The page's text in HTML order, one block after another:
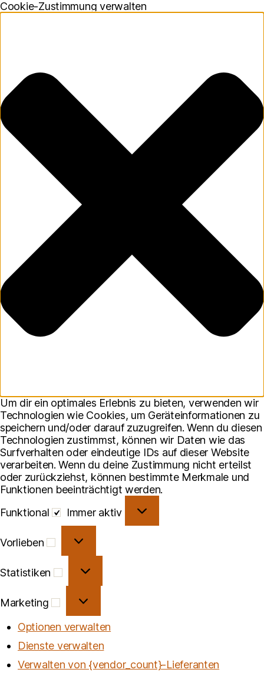
Cookie-Zustimmung verwalten
Um dir ein optimales Erlebnis zu bieten, verwenden wir
Technologien wie Cookies, um Geräteinformationen zu
speichern und/oder darauf zuzugreifen. Wenn du diesen
Technologien zustimmst, können wir Daten wie das
Surfverhalten oder eindeutige IDs auf dieser Website
verarbeiten. Wenn du deine Zustimmung nicht erteilst
oder zurückziehst, können bestimmte Merkmale und
Funktionen beeinträchtigt werden.
Funktional
Immer aktiv
Vorlieben
Statistiken
Marketing
Optionen verwalten
Dienste verwalten
Verwalten von {vendor_count}-Lieferanten